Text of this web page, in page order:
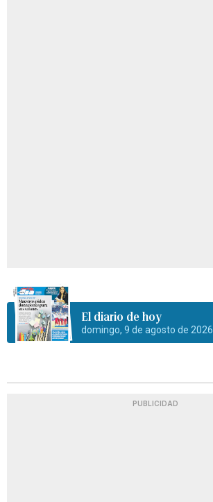
El diario de hoy
domingo, 9 de agosto de 2026
PUBLICIDAD